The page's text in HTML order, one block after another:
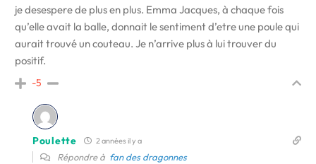
je desespere de plus en plus. Emma Jacques, à chaque fois
qu’elle avait la balle, donnait le sentiment d’etre une poule qui
aurait trouvé un couteau. Je n’arrive plus à lui trouver du
positif.
-5
Poulette 2 années il y a
Répondre à fan des dragonnes